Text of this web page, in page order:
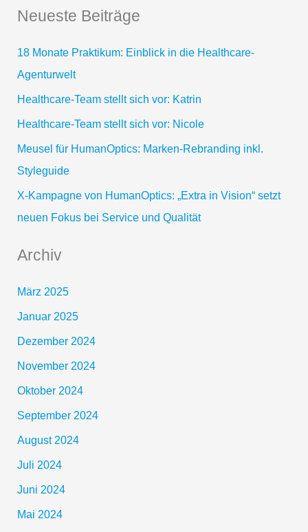
Branchengeist
e
n
Neueste Beiträge
18 Monate Praktikum: Einblick in die Healthcare-
Agenturwelt
Healthcare-Team stellt sich vor: Katrin
Healthcare-Team stellt sich vor: Nicole
Meusel für HumanOptics: Marken-Rebranding inkl.
Styleguide
X-Kampagne von HumanOptics: „Extra in Vision“ setzt
neuen Fokus bei Service und Qualität
Archiv
März 2025
Januar 2025
Dezember 2024
November 2024
Oktober 2024
September 2024
August 2024
Juli 2024
Juni 2024
Mai 2024